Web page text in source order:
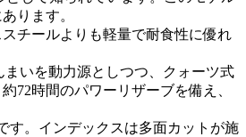
ります。
チールよりも軽量で耐食性に優れ
いを動力源としつつ、クォーツ式
72時間のパワーリザーブを備え、
す。インデックスは多面カットが施